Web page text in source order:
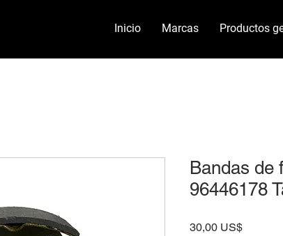
Inicio Marcas Productos
Bandas de
96446178
30,00 US$Precio